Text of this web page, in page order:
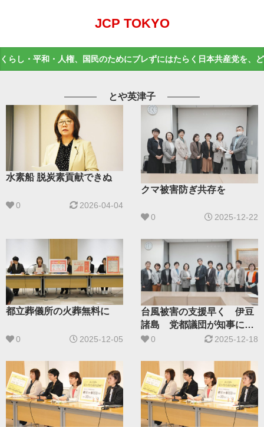
JCP TOKYO
くらし・平和・人権、国民のためにブレずにはたらく日本共産党を、
とや英津子
水素船 脱炭素貢献できぬ
0 2026-04-04
クマ被害防ぎ共存を
0 2025-12-22
都立葬儀所の火葬無料に
0 2025-12-05
台風被害の支援早く 伊豆
諸島 党都議団が知事に要
請0 2025-12-18